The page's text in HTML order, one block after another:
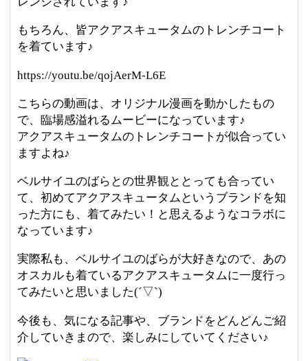
もちろん、皆アクアスキュータムのトレンチコート
を着ています♪
https://youtu.be/qojAerM-L6E
こちらの動画は、オリジナル漫画を動かしたもの
で、臨場感溢れるムービーになっています♪
アクアスキュータムのトレンチコートが似合ってい
ますよね♪
ベルサイユのばらとの世界観ととっても合ってい
て、初めてアクアスキュータムというブランドを知
った方にも、着てみたい！と思えるようなコラボに
なっています♪
実際私も、ベルサイユのばらが大好きなので、あの
オスカルも着ているアクアスキュータムに一度行っ
てみたいと思いました(´▽`)
今後も、気になる記事や、ブランドをどんどんご紹
介していきまので、楽しみにしていてください♪